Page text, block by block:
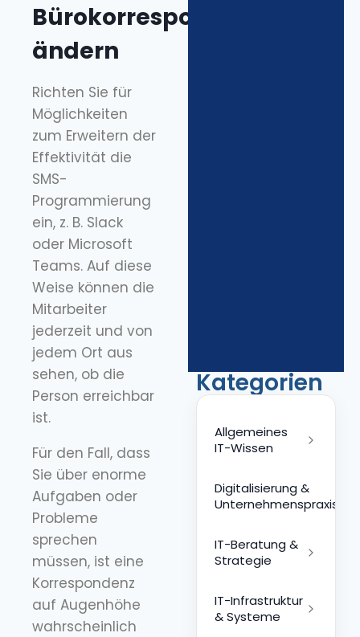
Bürokorrespondenz
ändern
Richten Sie für
Möglichkeiten
zum Erweitern der
Effektivität die
SMS-
Programmierung
ein, z. B. Slack
oder Microsoft
Teams. Auf diese
Weise können die
Mitarbeiter
jederzeit und von
jedem Ort aus
sehen, ob die
Person erreichbar
ist.
Für den Fall, dass
Sie über enorme
Aufgaben oder
Probleme
sprechen
müssen, ist eine
Korrespondenz
auf Augenhöhe
wahrscheinlich
Kategorien
Allgemeines
IT-Wissen
Digitalisierung &
Unternehmenspraxis
IT-Beratung &
Strategie
IT-Infrastruktur
& Systeme